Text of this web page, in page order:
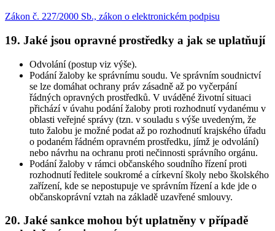
Zákon č. 227/2000 Sb., zákon o elektronickém podpisu
19. Jaké jsou opravné prostředky a jak se uplatňují
Odvolání (postup viz výše).
Podání žaloby ke správnímu soudu. Ve správním soudnictví
se lze domáhat ochrany práv zásadně až po vyčerpání
řádných opravných prostředků. V uváděné životní situaci
přichází v úvahu podání žaloby proti rozhodnutí vydanému v
oblasti veřejné správy (tzn. v souladu s výše uvedeným, že
tuto žalobu je možné podat až po rozhodnutí krajského úřadu
o podaném řádném opravném prostředku, jímž je odvolání)
nebo návrhu na ochranu proti nečinnosti správního orgánu.
Podání žaloby v rámci občanského soudního řízení proti
rozhodnutí ředitele soukromé a církevní školy nebo školského
zařízení, kde se nepostupuje ve správním řízení a kde jde o
občanskoprávní vztah na základě uzavřené smlouvy.
20. Jaké sankce mohou být uplatněny v případě